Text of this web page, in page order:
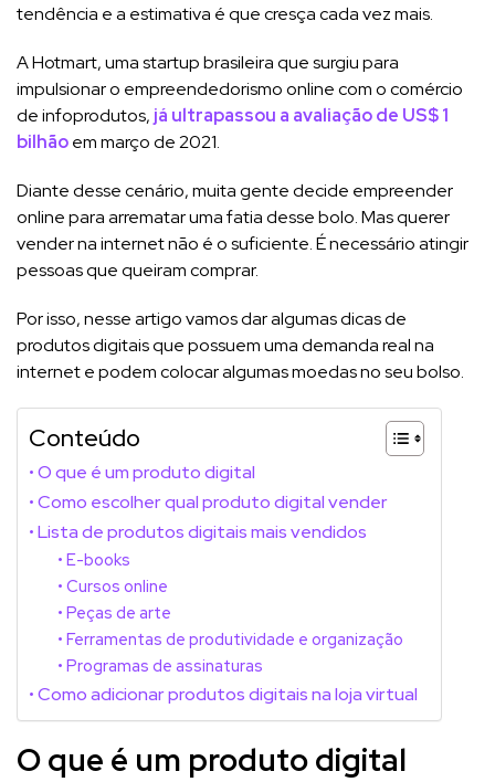
tendência e a estimativa é que cresça cada vez mais.
A Hotmart, uma startup brasileira que surgiu para
impulsionar o empreendedorismo online com o comércio
de infoprodutos, já ultrapassou a avaliação de US$ 1
bilhãoem março de 2021.
Diante desse cenário, muita gente decide empreender
online para arrematar uma fatia desse bolo. Mas querer
vender na internet não é o suficiente. É necessário atingir
pessoas que queiram comprar.
Por isso, nesse artigo vamos dar algumas dicas de
produtos digitais que possuem uma demanda real na
internet e podem colocar algumas moedas no seu bolso.
Conteúdo
O que é um produto digital
Como escolher qual produto digital vender
Lista de produtos digitais mais vendidos
E-books
Cursos online
Peças de arte
Ferramentas de produtividade e organização
Programas de assinaturas
Como adicionar produtos digitais na loja virtual
O que é um produto digital